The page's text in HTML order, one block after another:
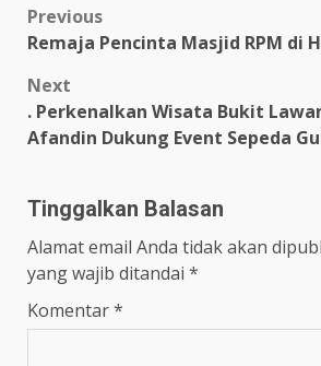
Post
navigation
Previous
Remaja Pencinta Masjid RPM di
Next
. Perkenalkan Wisata Bukit
Afandin Dukung Event Sepeda
Tinggalkan Balasan
Alamat email Anda tidak akan
yang wajib ditandai *
Komentar*